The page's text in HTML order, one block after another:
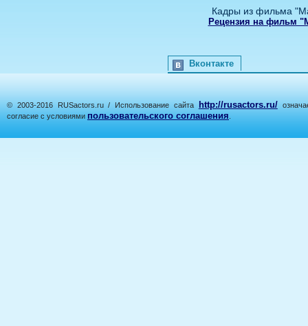
Кадры из фильма
Рецензия на фильм
Вконтакте
© 2003-2016 RUSactors.ru / Использование сайта http://rusactors.ru/
согласие с условиями пользовательского соглашения